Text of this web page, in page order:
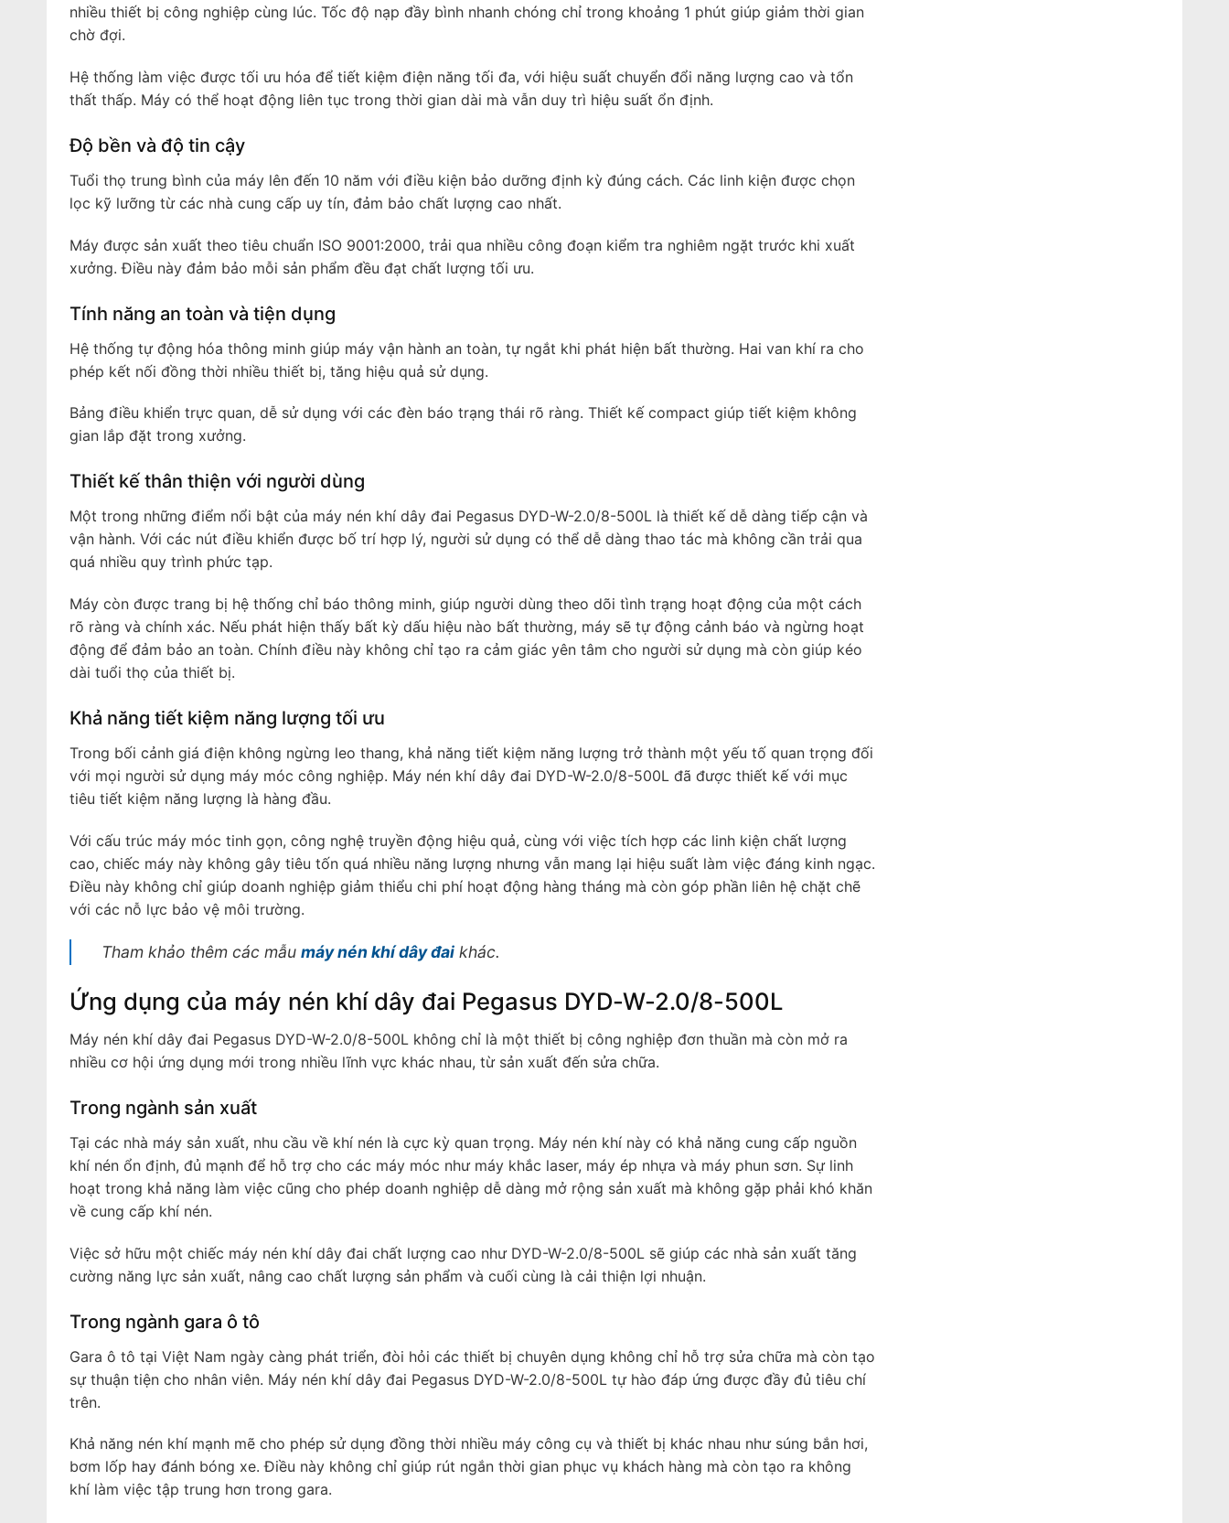
nhiều thiết bị công nghiệp cùng lúc. Tốc độ nạp đầy bình nhanh chóng chỉ trong khoảng 1 phút giúp giảm thời gian
chờ đợi.
Hệ thống làm việc được tối ưu hóa để tiết kiệm điện năng tối đa, với hiệu suất chuyển đổi năng lượng cao và tổn
thất thấp. Máy có thể hoạt động liên tục trong thời gian dài mà vẫn duy trì hiệu suất ổn định.
Độ bền và độ tin cậy
Tuổi thọ trung bình của máy lên đến 10 năm với điều kiện bảo dưỡng định kỳ đúng cách. Các linh kiện được chọn
lọc kỹ lưỡng từ các nhà cung cấp uy tín, đảm bảo chất lượng cao nhất.
Máy được sản xuất theo tiêu chuẩn ISO 9001:2000, trải qua nhiều công đoạn kiểm tra nghiêm ngặt trước khi xuất
xưởng. Điều này đảm bảo mỗi sản phẩm đều đạt chất lượng tối ưu.
Tính năng an toàn và tiện dụng
Hệ thống tự động hóa thông minh giúp máy vận hành an toàn, tự ngắt khi phát hiện bất thường. Hai van khí ra cho
phép kết nối đồng thời nhiều thiết bị, tăng hiệu quả sử dụng.
Bảng điều khiển trực quan, dễ sử dụng với các đèn báo trạng thái rõ ràng. Thiết kế compact giúp tiết kiệm không
gian lắp đặt trong xưởng.
Thiết kế thân thiện với người dùng
Một trong những điểm nổi bật của máy nén khí dây đai Pegasus DYD-W-2.0/8-500L là thiết kế dễ dàng tiếp cận và
vận hành. Với các nút điều khiển được bố trí hợp lý, người sử dụng có thể dễ dàng thao tác mà không cần trải qua
quá nhiều quy trình phức tạp.
Máy còn được trang bị hệ thống chỉ báo thông minh, giúp người dùng theo dõi tình trạng hoạt động của một cách
rõ ràng và chính xác. Nếu phát hiện thấy bất kỳ dấu hiệu nào bất thường, máy sẽ tự động cảnh báo và ngừng hoạt
động để đảm bảo an toàn. Chính điều này không chỉ tạo ra cảm giác yên tâm cho người sử dụng mà còn giúp kéo
dài tuổi thọ của thiết bị.
Khả năng tiết kiệm năng lượng tối ưu
Trong bối cảnh giá điện không ngừng leo thang, khả năng tiết kiệm năng lượng trở thành một yếu tố quan trọng đối
với mọi người sử dụng máy móc công nghiệp. Máy nén khí dây đai DYD-W-2.0/8-500L đã được thiết kế với mục
tiêu tiết kiệm năng lượng là hàng đầu.
Với cấu trúc máy móc tinh gọn, công nghệ truyền động hiệu quả, cùng với việc tích hợp các linh kiện chất lượng
cao, chiếc máy này không gây tiêu tốn quá nhiều năng lượng nhưng vẫn mang lại hiệu suất làm việc đáng kinh ngạc.
Điều này không chỉ giúp doanh nghiệp giảm thiểu chi phí hoạt động hàng tháng mà còn góp phần liên hệ chặt chẽ
với các nỗ lực bảo vệ môi trường.
Tham khảo thêm các mẫu máy nén khí dây đaikhác.
Ứng dụng của máy nén khí dây đai Pegasus DYD-W-2.0/8-500L
Máy nén khí dây đai Pegasus DYD-W-2.0/8-500L không chỉ là một thiết bị công nghiệp đơn thuần mà còn mở ra
nhiều cơ hội ứng dụng mới trong nhiều lĩnh vực khác nhau, từ sản xuất đến sửa chữa.
Trong ngành sản xuất
Tại các nhà máy sản xuất, nhu cầu về khí nén là cực kỳ quan trọng. Máy nén khí này có khả năng cung cấp nguồn
khí nén ổn định, đủ mạnh để hỗ trợ cho các máy móc như máy khắc laser, máy ép nhựa và máy phun sơn. Sự linh
hoạt trong khả năng làm việc cũng cho phép doanh nghiệp dễ dàng mở rộng sản xuất mà không gặp phải khó khăn
về cung cấp khí nén.
Việc sở hữu một chiếc máy nén khí dây đai chất lượng cao như DYD-W-2.0/8-500L sẽ giúp các nhà sản xuất tăng
cường năng lực sản xuất, nâng cao chất lượng sản phẩm và cuối cùng là cải thiện lợi nhuận.
Trong ngành gara ô tô
Gara ô tô tại Việt Nam ngày càng phát triển, đòi hỏi các thiết bị chuyên dụng không chỉ hỗ trợ sửa chữa mà còn tạo
sự thuận tiện cho nhân viên. Máy nén khí dây đai Pegasus DYD-W-2.0/8-500L tự hào đáp ứng được đầy đủ tiêu chí
trên.
Khả năng nén khí mạnh mẽ cho phép sử dụng đồng thời nhiều máy công cụ và thiết bị khác nhau như súng bắn hơi,
bơm lốp hay đánh bóng xe. Điều này không chỉ giúp rút ngắn thời gian phục vụ khách hàng mà còn tạo ra không
khí làm việc tập trung hơn trong gara.